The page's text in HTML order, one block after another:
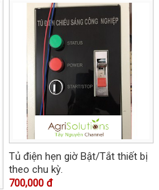
Tủ điện hẹn giờ Bật/Tắt thiết bị
theo chu kỳ.
700,000 đ